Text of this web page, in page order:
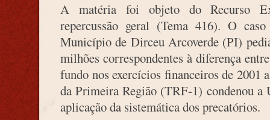
A matéria foi objeto do Recurso
repercussão geral (Tema 416). O
Município de Dirceu Arcoverde (PI)
milhões correspondentes à diferença
fundo nos exercícios financeiros de 2001
da Primeira Região (TRF-1) condenou a
aplicação da sistemática dos precatórios.